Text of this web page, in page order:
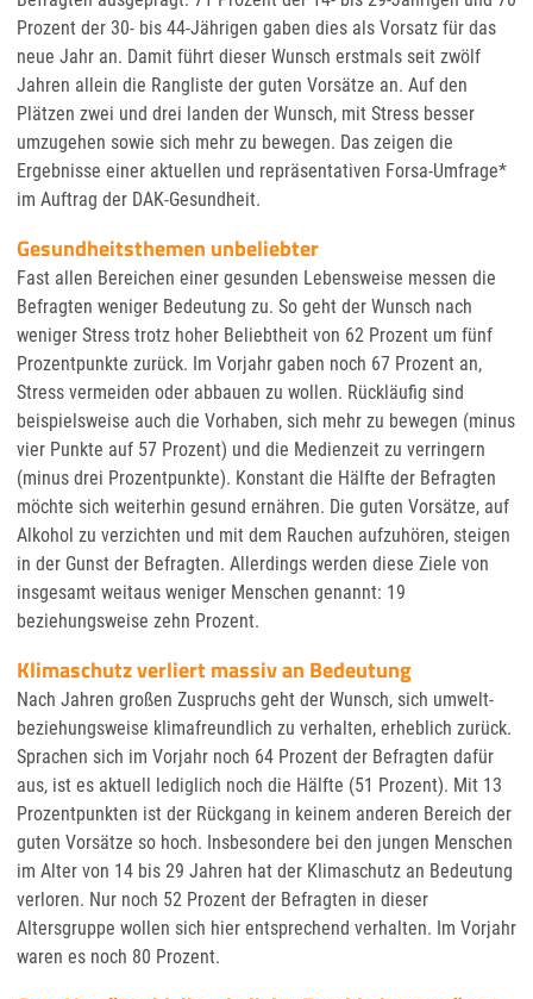
Prozent der 30- bis 44-Jährigen gaben dies als Vorsatz für das
neue Jahr an. Damit führt dieser Wunsch erstmals seit zwölf
Jahren allein die Rangliste der guten Vorsätze an. Auf den
Plätzen zwei und drei landen der Wunsch, mit Stress besser
umzugehen sowie sich mehr zu bewegen. Das zeigen die
Ergebnisse einer aktuellen und repräsentativen Forsa-Umfrage*
im Auftrag der DAK-Gesundheit.
Gesundheitsthemen unbeliebter
Fast allen Bereichen einer gesunden Lebensweise messen die
Befragten weniger Bedeutung zu. So geht der Wunsch nach
weniger Stress trotz hoher Beliebtheit von 62 Prozent um fünf
Prozentpunkte zurück. Im Vorjahr gaben noch 67 Prozent an,
Stress vermeiden oder abbauen zu wollen. Rückläufig sind
beispielsweise auch die Vorhaben, sich mehr zu bewegen (minus
vier Punkte auf 57 Prozent) und die Medienzeit zu verringern
(minus drei Prozentpunkte). Konstant die Hälfte der Befragten
möchte sich weiterhin gesund ernähren. Die guten Vorsätze, auf
Alkohol zu verzichten und mit dem Rauchen aufzuhören, steigen
in der Gunst der Befragten. Allerdings werden diese Ziele von
insgesamt weitaus weniger Menschen genannt: 19
beziehungsweise zehn Prozent.
Klimaschutz verliert massiv an Bedeutung
Nach Jahren großen Zuspruchs geht der Wunsch, sich umwelt-
beziehungsweise klimafreundlich zu verhalten, erheblich zurück.
Sprachen sich im Vorjahr noch 64 Prozent der Befragten dafür
aus, ist es aktuell lediglich noch die Hälfte (51 Prozent). Mit 13
Prozentpunkten ist der Rückgang in keinem anderen Bereich der
guten Vorsätze so hoch. Insbesondere bei den jungen Menschen
im Alter von 14 bis 29 Jahren hat der Klimaschutz an Bedeutung
verloren. Nur noch 52 Prozent der Befragten in dieser
Altersgruppe wollen sich hier entsprechend verhalten. Im Vorjahr
waren es noch 80 Prozent.